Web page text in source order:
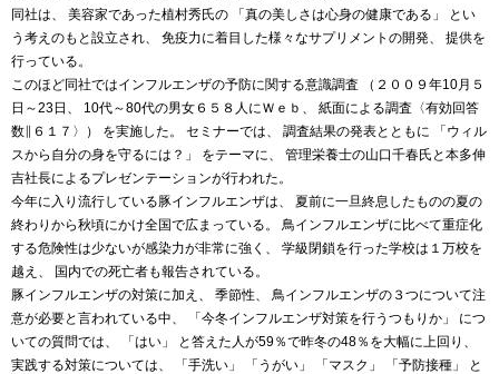
同社は、 美容家であった植村秀氏の 「真の美しさは心身の健康である」 とい
う考えのもと設立され、 免疫力に着目した様々なサプリメントの開発、 提供を
行っている。
このほど同社ではインフルエンザの予防に関する意識調査 （２００９年10月５
日～23日、 10代～80代の男女６５８人にＷｅｂ、 紙面による調査〈有効回答
数∥６１７〉） を実施した。 セミナーでは、 調査結果の発表とともに 「ウィル
スから自分の身を守るには？」 をテーマに、 管理栄養士の山口千春氏と本多伸
吉社長によるプレゼンテーションが行われた。
今年に入り流行している豚インフルエンザは、 夏前に一旦終息したものの夏の
終わりから秋頃にかけ全国で広まっている。 鳥インフルエンザに比べて重症化
する危険性は少ないが感染力が非常に強く、 学級閉鎖を行った学校は１万校を
越え、 国内での死亡者も報告されている。
豚インフルエンザの対策に加え、 季節性、 鳥インフルエンザの３つについて注
意が必要と言われている中、 「今冬インフルエンザ対策を行うつもりか」 につ
いての質問では、 「はい」 と答えた人が59％で昨冬の48％を大幅に上回り、
実践する対策については、 「手洗い」 「うがい」 「マスク」 「予防接種」 と